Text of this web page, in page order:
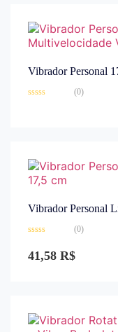
Vibrador Personal
(0)
Vibrador Personal
0
de
(0)
41,58 R$